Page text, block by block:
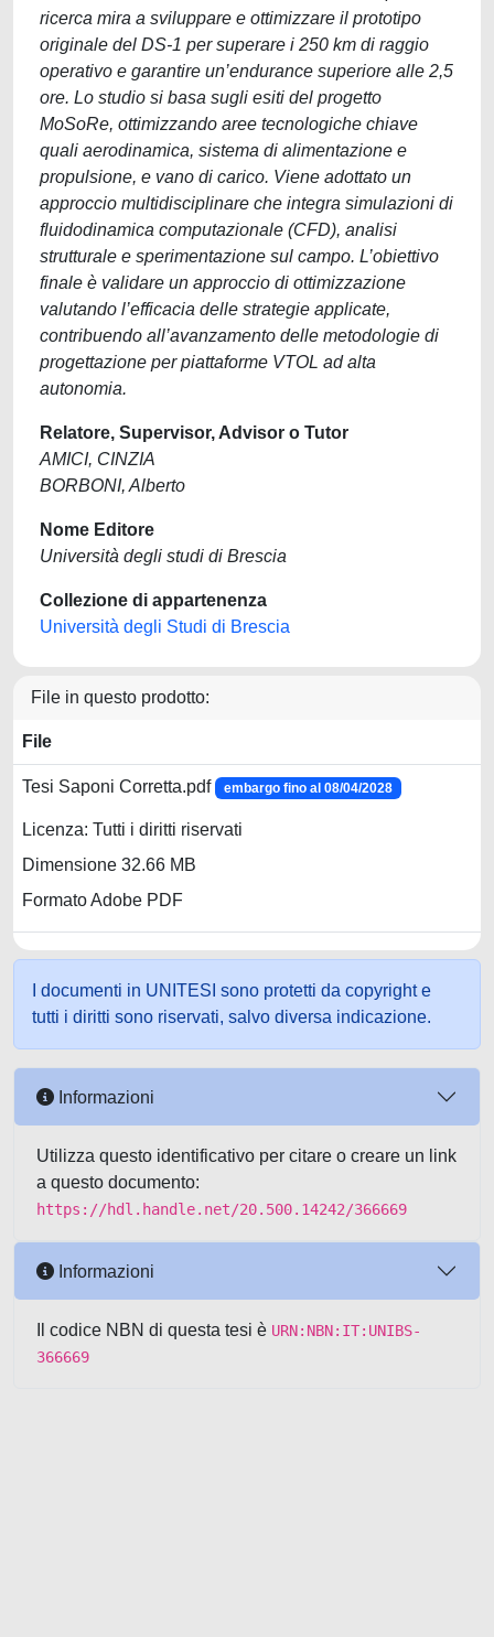
ricerca mira a sviluppare e ottimizzare il prototipo
originale del DS-1 per superare i 250 km di raggio
operativo e garantire un’endurance superiore alle 2,5
ore. Lo studio si basa sugli esiti del progetto
MoSoRe, ottimizzando aree tecnologiche chiave
quali aerodinamica, sistema di alimentazione e
propulsione, e vano di carico. Viene adottato un
approccio multidisciplinare che integra simulazioni di
fluidodinamica computazionale (CFD), analisi
strutturale e sperimentazione sul campo. L’obiettivo
finale è validare un approccio di ottimizzazione
valutando l’efficacia delle strategie applicate,
contribuendo all’avanzamento delle metodologie di
progettazione per piattaforme VTOL ad alta
autonomia.
Relatore, Supervisor, Advisor o Tutor
AMICI, CINZIA
BORBONI, Alberto
Nome Editore
Università degli studi di Brescia
Collezione di appartenenza
Università degli Studi di Brescia
File in questo prodotto:
File
Tesi Saponi Corretta.pdf embargo fino al 08/04/2028
Licenza: Tutti i diritti riservati
Dimensione 32.66 MB
Formato Adobe PDF
I documenti in UNITESI sono protetti da copyright e
tutti i diritti sono riservati, salvo diversa indicazione.
Informazioni
Utilizza questo identificativo per citare o creare un link
a questo documento:
https://hdl.handle.net/20.500.14242/366669
Informazioni
Il codice NBN di questa tesi è URN:NBN:IT:UNIBS-
366669